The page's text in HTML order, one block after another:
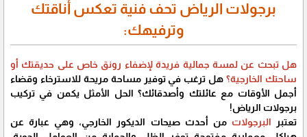
برجولات الرياض تحف فنية تعكس أناقتك
وترفيهك:
هل تبحث عن لمسة جمالية فريدة لإضفاء رونق خاص على حديقتك أو
ساحتك الخارجية؟هل ترغب في توفير مساحة مريحة للاسترخاء وقضاء
أجمل الأوقات مع عائلتك وأصدقائك؟ الحل الأمثل يكمن في تركيب
برجولات الرياض!
تعتبر البرجولات من أحدث صيحات الديكور الخارجي، وهي عبارة عن